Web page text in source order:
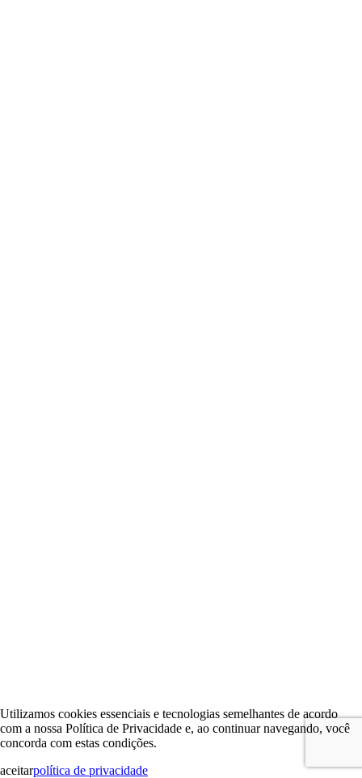
Utilizamos cookies essenciais e tecnologias semelhantes de acordo
com a nossa Política de Privacidade e, ao continuar navegando, você
concorda com estas condições.
aceitarpolítica de privacidade